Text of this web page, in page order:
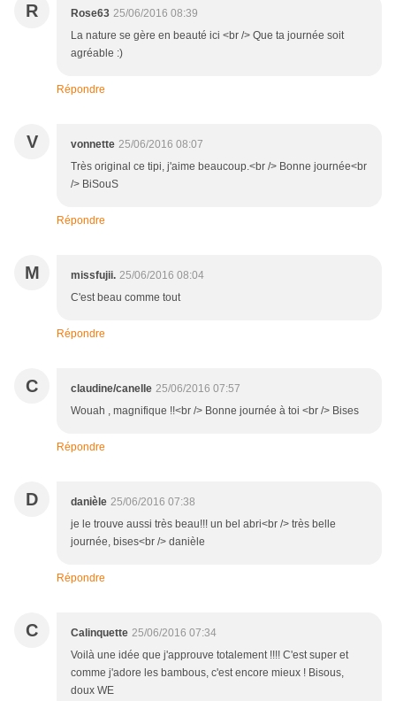
R Rose63 25/06/2016 08:39
La nature se gère en beauté ici <br /> Que ta journée soit
agréable :)
Répondre
V vonnette 25/06/2016 08:07
Très original ce tipi, j'aime beaucoup.<br /> Bonne journée<br
/> BiSouS
Répondre
M missfujii. 25/06/2016 08:04
C'est beau comme tout
Répondre
C claudine/canelle 25/06/2016 07:57
Wouah , magnifique !!<br /> Bonne journée à toi <br /> Bises
Répondre
D danièle 25/06/2016 07:38
je le trouve aussi très beau!!! un bel abri<br /> très belle
journée, bises<br /> danièle
Répondre
C Calinquette 25/06/2016 07:34
Voilà une idée que j'approuve totalement !!!! C'est super et
comme j'adore les bambous, c'est encore mieux ! Bisous,
doux WE